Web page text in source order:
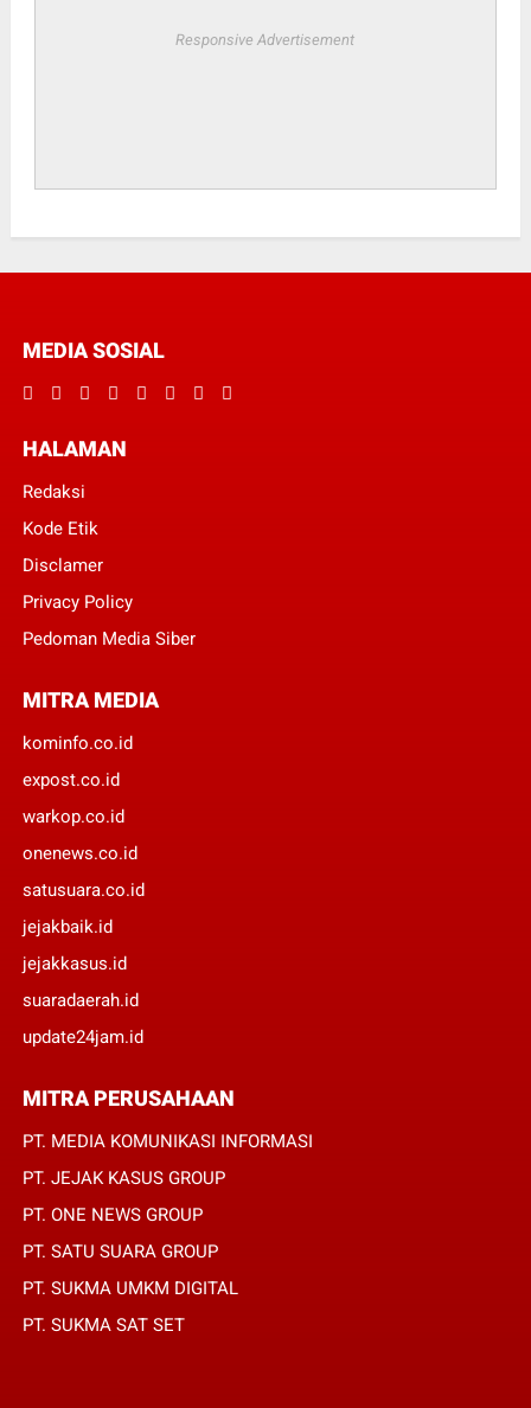
Responsive Advertisement
MEDIA SOSIAL
HALAMAN
Redaksi
Kode Etik
Disclamer
Privacy Policy
Pedoman Media Siber
MITRA MEDIA
kominfo.co.id
expost.co.id
warkop.co.id
onenews.co.id
satusuara.co.id
jejakbaik.id
jejakkasus.id
suaradaerah.id
update24jam.id
MITRA PERUSAHAAN
PT. MEDIA KOMUNIKASI INFORMASI
PT. JEJAK KASUS GROUP
PT. ONE NEWS GROUP
PT. SATU SUARA GROUP
PT. SUKMA UMKM DIGITAL
PT. SUKMA SAT SET